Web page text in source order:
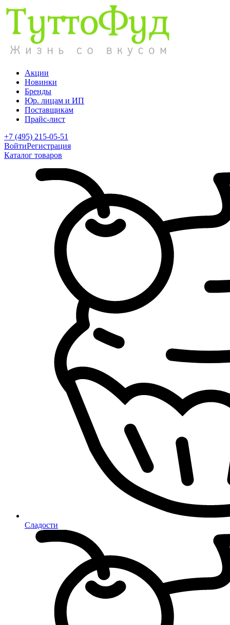
Акции
Новинки
Бренды
Юр. лицам и ИП
Поставщикам
Прайс-лист
+7 (495) 215-05-51
ВойтиРегистрация
Каталог товаров
Сладости